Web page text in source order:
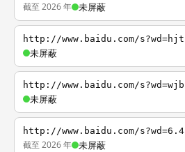
截至 2026 年 未屏蔽
http://www.baidu.com/s?wd=hjt
未屏蔽
http://www.baidu.com/s?wd=wjb
未屏蔽
http://www.baidu.com/s?wd=6.4
截至 2026 年 未屏蔽